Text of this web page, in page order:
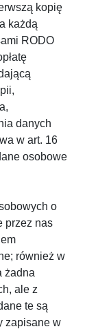
kopię
każdą
RODO
danych
w art. 16
osobowe
o
przez nas
również w
żadna
ale z
te są
zapisane w